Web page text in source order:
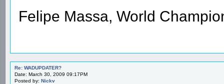
Felipe Massa, World
Re: WADUPDATER?
Date: March 30, 2009 09:17PM
Posted by: Nickv